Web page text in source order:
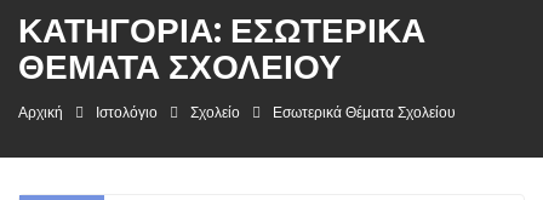
ΚΑΤΗΓΟΡΊΑ: ΕΣΩΤΕΡΙΚΆ
ΘΈΜΑΤΑ ΣΧΟΛΕΊΟΥ
Αρχική Ιστολόγιο Σχολείο Εσωτερικά Θέματα Σχολείου